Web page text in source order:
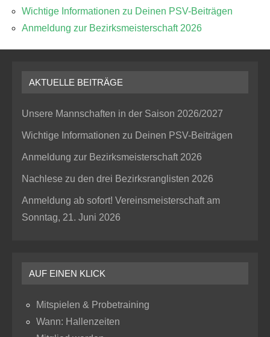
Wichtige Informationen zu Deinen PSV-Beiträgen
Anmeldung zur Bezirksmeisterschaft 2026
AKTUELLE BEITRÄGE
Unsere Mannschaften in der Saison 2026/2027
Wichtige Informationen zu Deinen PSV-Beiträgen
Anmeldung zur Bezirksmeisterschaft 2026
Nachlese zu den drei Bezirksranglisten 2026
Anmeldung ab sofort! Vereinsmeisterschaft am
Sonntag, 21. Juni 2026
AUF EINEN KLICK
Mitspielen & Probetraining
Wann: Hallenzeiten